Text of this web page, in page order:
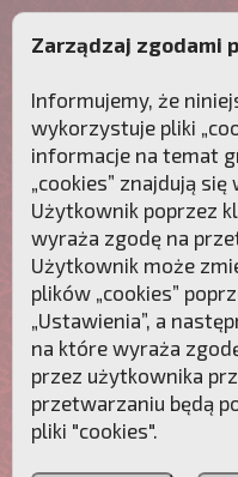
Przebudźmy
Polonia
Christiana
Zarządzaj zgodami
Informujemy, że
wykorzystuje pliki
informacje na temat
„cookies” znajdują się
Użytkownik poprzez
wyraża zgodę na
Użytkownik może
plików „cookies”
„Ustawienia”, a
na które wyraża
przez użytkownika
przetwarzaniu będą
pliki "cookies".